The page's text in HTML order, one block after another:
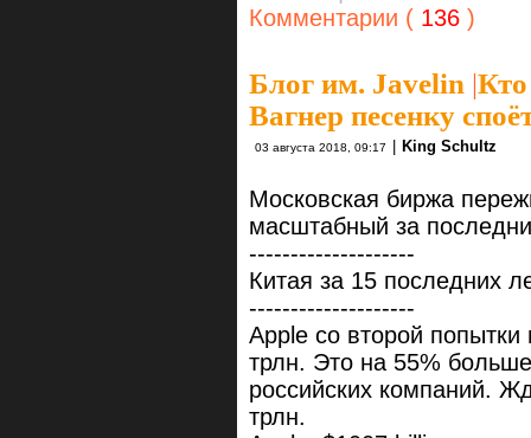
Комментарии ( 136 )
Блог им. Javelin |
Вагнер песенку
03 августа 2018, 09:17 King Schultz
Московская биржа
масштабный за
--------------------
Китая за 15 последних
--------------------
Apple со второй
трлн. Это на 55%
российских компаний.
трлн.